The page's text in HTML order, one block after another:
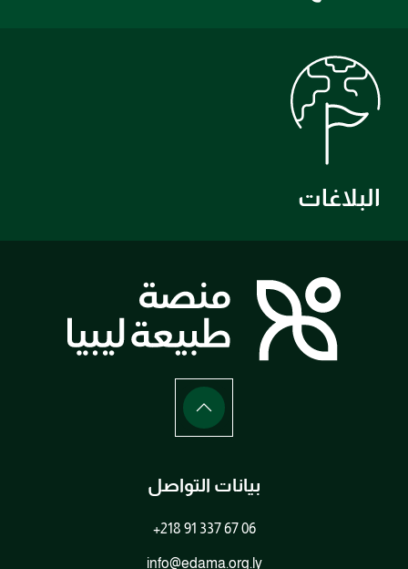
البلاغات
بيانات التواصل
+218 91 337 67 06
info@edama.org.ly